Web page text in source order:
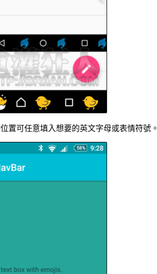
置可任意填入想要的英文字母或表情符號。